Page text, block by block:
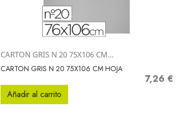
Vista rápida
CARTON GRIS N 20 75X106 CM...
CARTON GRIS N 20 75X106 CM HOJA
Precio
7,26 €
Añadir al carrito